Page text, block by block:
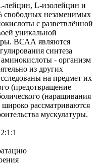
L-изолейцин и
свободных незаменимых
с разветвлённой
уникальной
ВСАА являются
синтеза
- организм
из других
на предмет их
(предотвращение
(наращивания
рассматриваются
мускулатуры.